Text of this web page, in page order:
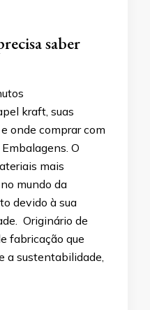
saber
kraft, suas
onde comprar com
O
mais
mundo da
devido à sua
Originário de
fabricação que
a sustentabilidade,